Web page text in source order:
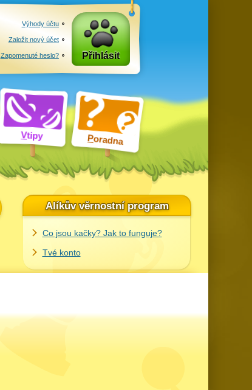
Vtipy Poradna
Výhody účtu
Založit nový účet
Zapomenuté heslo? Přihlásit
Alíkův věrnostní program
Co jsou kačky? Jak to funguje?
Tvé konto